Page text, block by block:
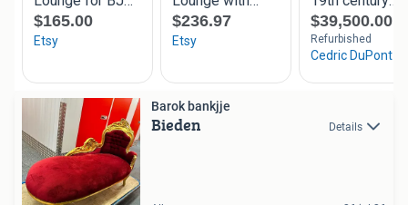
Barok bankjje
Bieden Details